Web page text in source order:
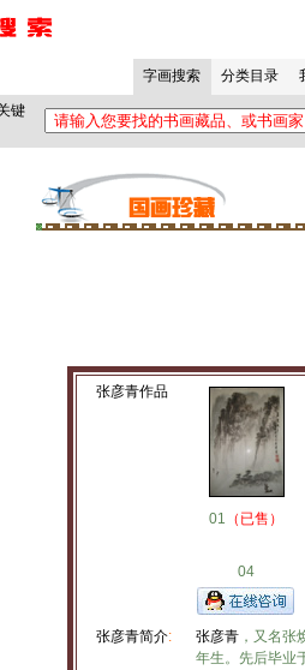
张彦青作品
01 （已售）
04
张彦青简介: 张彦青 ，又名
年生。先后毕业